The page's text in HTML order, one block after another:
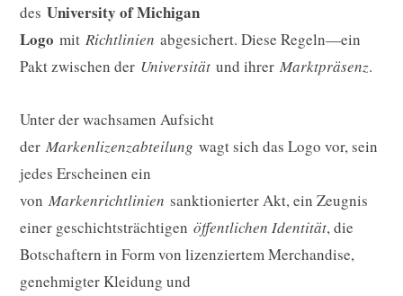
des University of Michigan
Logo mit Richtlinien abgesichert. Diese Regeln—ein
Pakt zwischen der Universität und ihrer Marktpräsenz.
Unter der wachsamen Aufsicht
der Markenlizenzabteilung wagt sich das Logo vor, sein
jedes Erscheinen ein
von Markenrichtlinien sanktionierter Akt, ein Zeugnis
einer geschichtsträchtigen öffentlichen Identität, die
Botschaftern in Form von lizenziertem Merchandise,
genehmigter Kleidung und